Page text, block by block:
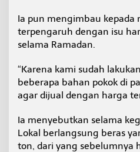
Ia pun mengimbau kepada
terpengaruh dengan isu
selama Ramadan.
“Karena kami sudah
beberapa bahan pokok di
agar dijual dengan harga
Ia menyebutkan selama
Lokal berlangsung beras
ton, dari yang sebelumnya